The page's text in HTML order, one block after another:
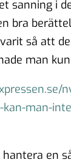
sanning i
bra
så att
man
man-
en